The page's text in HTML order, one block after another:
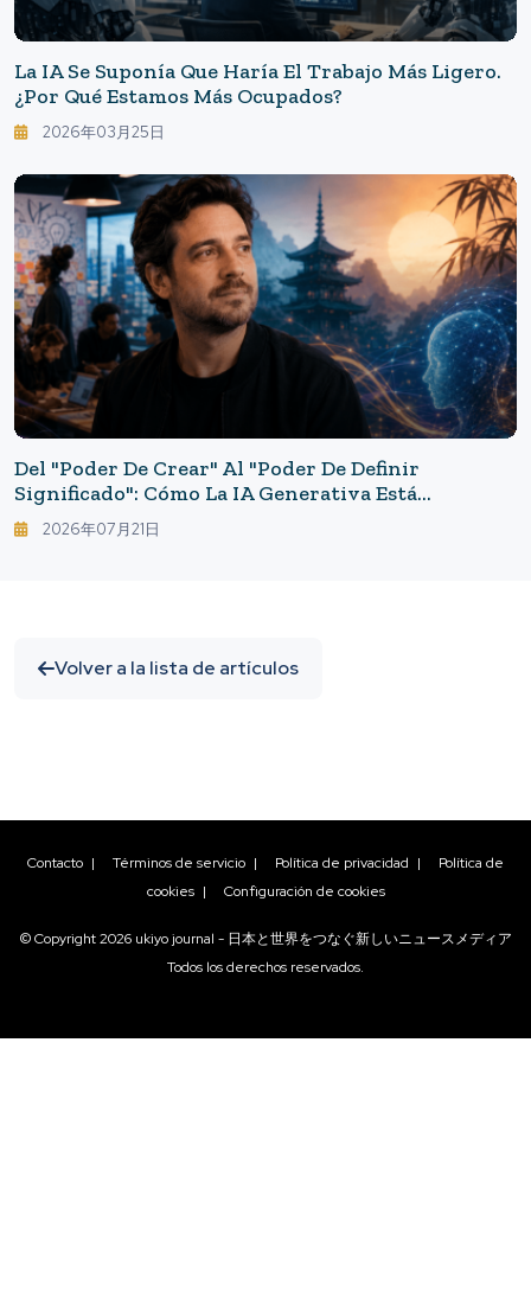
La IA Se Suponía Que Haría El Trabajo Más Ligero.
¿Por Qué Estamos Más Ocupados?
2026年03月25日
Del "poder De Crear" Al "poder De Definir
Significado": Cómo La IA Generativa Está
Transformando La Industria Publicitaria
2026年07月21日
Volver a la lista de artículos
Contacto | Términos de servicio | Política de privacidad | Política de
cookies | Configuración de cookies
© Copyright2026 ukiyo journal - 日本と世界をつなぐ新しいニュースメディア
Todos los derechos reservados.